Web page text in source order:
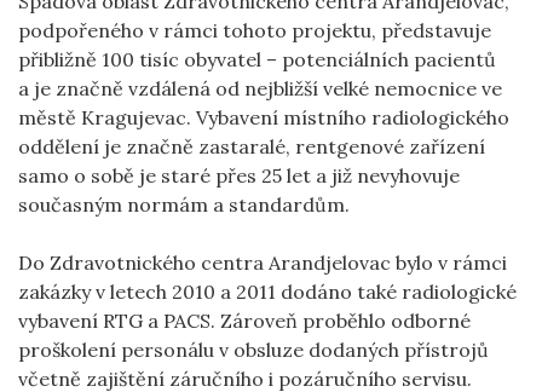
podpořeného v rámci tohoto projektu, představuje
přibližně 100 tisíc obyvatel – potenciálních pacientů
a je značně vzdálená od nejbližší velké nemocnice ve
městě Kragujevac. Vybavení místního radiologického
oddělení je značně zastaralé, rentgenové zařízení
samo o sobě je staré přes 25 let a již nevyhovuje
současným normám a standardům.
Do Zdravotnického centra Arandjelovac bylo v rámci
zakázky v letech 2010 a 2011 dodáno také radiologické
vybavení RTG a PACS. Zároveň proběhlo odborné
proškolení personálu v obsluze dodaných přístrojů
včetně zajištění záručního i pozáručního servisu.